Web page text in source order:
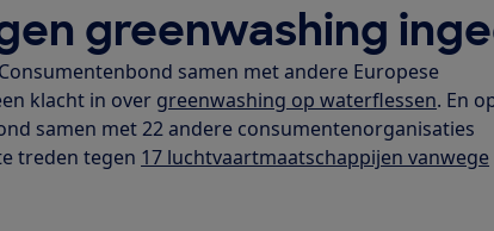
greenwashing
samen met andere Europese
klacht in over greenwashing op waterflessen. En
samen met 22 andere consumentenorganisaties
treden tegen 17 luchtvaartmaatschappijen vanwege